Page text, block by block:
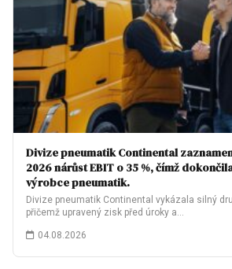
Divize pneumatik Continental
2026 nárůst EBIT o 35 %, čímž
výrobce pneumatik.
Divize pneumatik Continental vykázala silný
přičemž upravený zisk před úroky a…
04.08.2026